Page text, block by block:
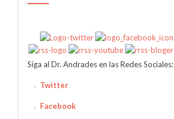
Síga al Dr. Andrades en las Redes Sociales:
Twitter
Facebook